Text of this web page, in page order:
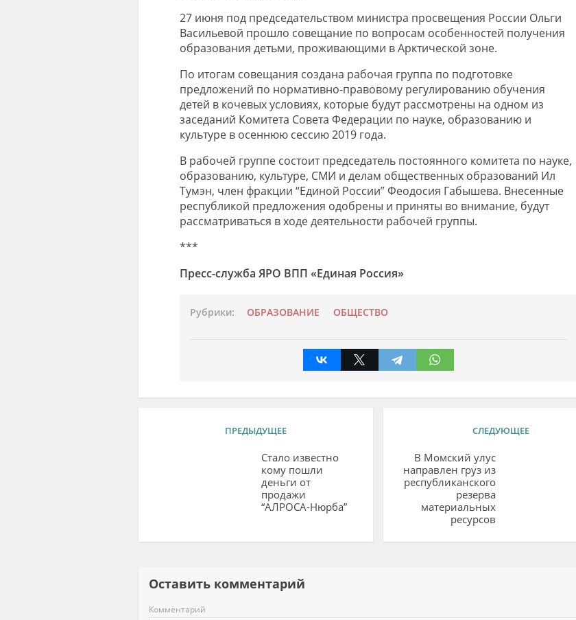
27 июня под председательством министра просвещения России Ольги
Васильевой прошло совещание по вопросам особенностей получения
образования детьми, проживающими в Арктической зоне.
По итогам совещания создана рабочая группа по подготовке
предложений по нормативно-правовому регулированию обучения
детей в кочевых условиях, которые будут рассмотрены на одном из
заседаний Комитета Совета Федерации по науке, образованию и
культуре в осеннюю сессию 2019 года.
В рабочей группе состоит председатель постоянного комитета по науке,
образованию, культуре, СМИ и делам общественных образований Ил
Тумэн, член фракции “Единой России” Феодосия Габышева. Внесенные
республикой предложения одобрены и приняты во внимание, будут
рассматриваться в ходе деятельности рабочей группы.
***
Пресс-служба ЯРО ВПП «Единая Россия»
Рубрики: ОБРАЗОВАНИЕ ОБЩЕСТВО
ПРЕДЫДУЩЕЕ
Стало известно
кому пошли
деньги от
продажи
“АЛРОСА-Нюрба”
СЛЕДУЮЩЕЕ
В Момский улус
направлен груз из
республиканского
резерва
материальных
ресурсов
Оставить комментарий
Комментарий